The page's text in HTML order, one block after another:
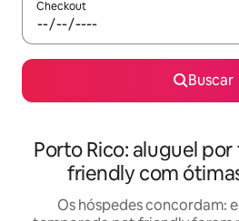
Checkout
Buscar
Porto Rico: aluguel
friendly com
Os hóspedes concordam: